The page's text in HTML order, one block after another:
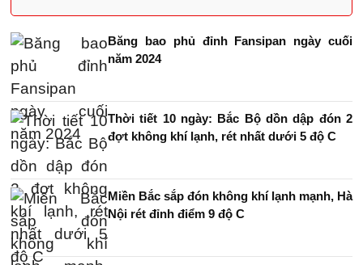
Băng bao phủ đỉnh Fansipan ngày cuối
năm 2024
Thời tiết 10 ngày: Bắc Bộ dồn dập đón 2
đợt không khí lạnh, rét nhất dưới 5 độ C
Miền Bắc sắp đón không khí lạnh mạnh, Hà
Nội rét đỉnh điểm 9 độ C